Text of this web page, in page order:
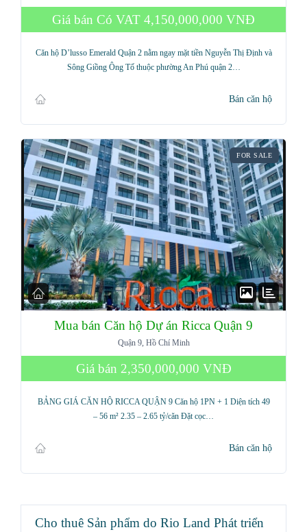
Giá bán Có VAT 4,150,000,000 VNĐ
Căn hộ D’lusso Emerald Quận 2 nằm ngay mặt tiền Nguyễn Thị Định và
Sông Giồng Ông Tố thuộc phường An Phú quận 2…
Bán căn hộ
FOR SALE
Mua bán Căn hộ Dự án Ricca Quận 9
Quận 9, Hồ Chí Minh
Giá bán 2,350,000,000 VNĐ
BẢNG GIÁ CĂN HỘ RICCA QUẬN 9 Căn hộ 1PN + 1 Diện tích 49
– 56 m² 2.35 – 2.65 tỷ/căn Đặt cọc…
Bán căn hộ
Cho thuê Sản phẩm do Rio Land Phát triển